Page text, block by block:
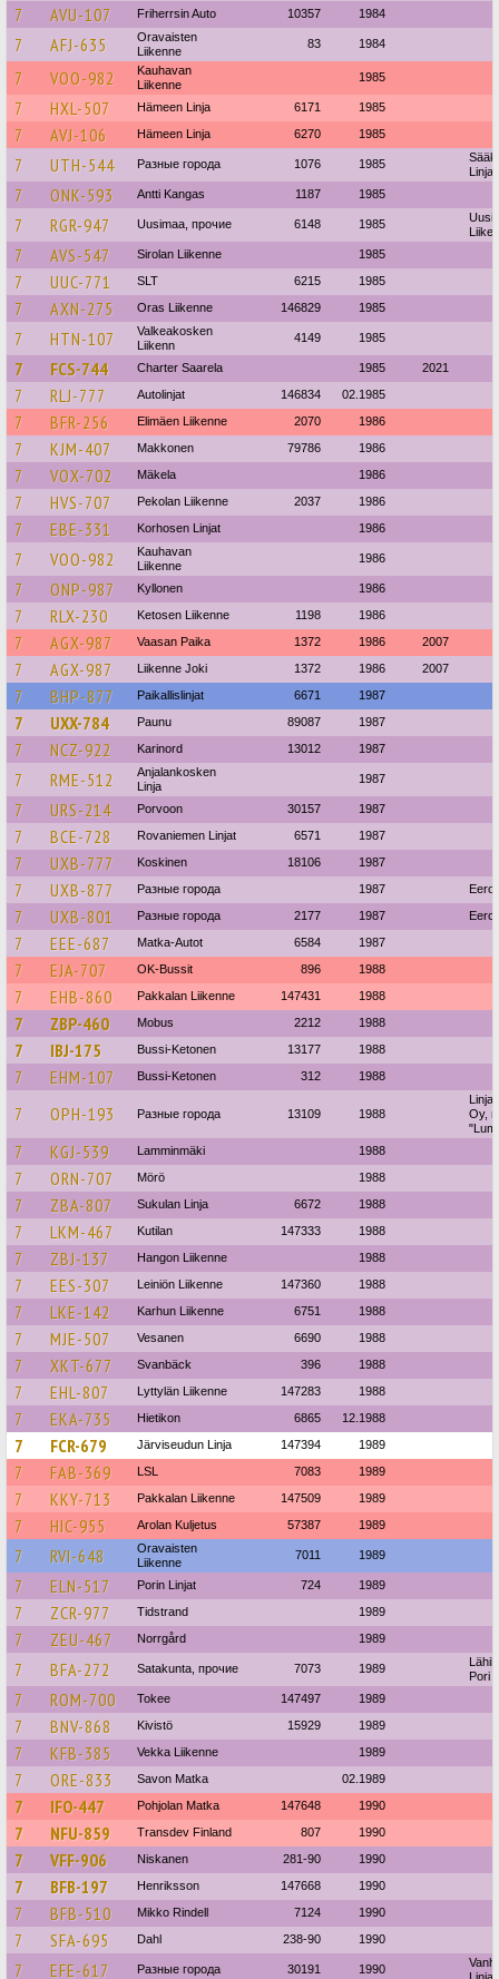
7 AVU-107 Friherrsin Auto 10357 1984
7 AFJ-635
Oravaisten
Liikenne
83 1984
7 VOO-982
Kauhavan
Liikenne
1985
7 HXL-507 Hämeen Linja 6171 1985
7 AVJ-106 Hämeen Linja 6270 1985
7 UTH-544 Разные города 1076 1985
Linja
7 ONK-593 Antti Kangas 1187 1985
7 RGR-947 Uusimaa, прочие 6148 1985
7 AVS-547 Sirolan Liikenne 1985
7 UUC-771 SLT 6215 1985
7 AXN-275 Oras Liikenne 146829 1985
7 HTN-107
Valkeakosken
Liikenn
4149 1985
7 FCS-744 Charter Saarela 1985 2021
7 RLJ-777 Autolinjat 146834 02.1985
7 BFR-256 Elimäen Liikenne 2070 1986
7 KJM-407 Makkonen 79786 1986
7 VOX-702 Mäkela 1986
7 HVS-707 Pekolan Liikenne 2037 1986
7 EBE-331 Korhosen Linjat 1986
7 VOO-982
Kauhavan
Liikenne
1986
7 ONP-987 Kyllonen 1986
7 RLX-230 Ketosen Liikenne 1198 1986
7 AGX-987 Vaasan Paika 1372 1986 2007
7 AGX-987 Liikenne Joki 1372 1986 2007
7 BHP-877 Paikallislinjat 6671 1987
7 UXX-784 Paunu 89087 1987
7 NCZ-922 Karinord 13012 1987
7 RME-512
Anjalankosken
Linja
1987
7 URS-214 Porvoon 30157 1987
7 BCE-728 Rovaniemen Linjat 6571 1987
7 UXB-777 Koskinen 18106 1987
7 UXB-877 Разные города 1987 ‪Eero
7 UXB-801 Разные города 2177 1987 ‪Eero
7 EEE-687 Matka-Autot 6584 1987
7 EJA-707 OK-Bussit 896 1988
7 EHB-860 Pakkalan Liikenne 147431 1988
7 ZBP-460 Mobus 2212 1988
7 IBJ-175 Bussi-Ketonen 13177 1988
7 EHM-107 Bussi-Ketonen 312 1988
7 OPH-193 Разные города 13109 1988
Oy,
7 KGJ-539 Lamminmäki 1988
7 ORN-707 Mörö 1988
7 ZBA-807 Sukulan Linja 6672 1988
7 LKM-467 Kutilan 147333 1988
7 ZBJ-137 Hangon Liikenne 1988
7 EES-307 Leiniön Liikenne 147360 1988
7 LKE-142 Karhun Liikenne 6751 1988
7 MJE-507 Vesanen 6690 1988
7 XKT-677 Svanbäck 396 1988
7 EHL-807 Lyttylän Liikenne 147283 1988
7 EKA-735 Hietikon 6865 12.1988
7 FCR-679 Järviseudun Linja 147394 1989
7 FAB-369 LSL 7083 1989
7 KKY-713 Pakkalan Liikenne 147509 1989
7 HIC-955 Arolan Kuljetus 57387 1989
7 RVI-648
Oravaisten
Liikenne
7011 1989
7 ELN-517 Porin Linjat 724 1989
7 ZCR-977 Tidstrand 1989
7 ZEU-467 Norrgård 1989
7 BFA-272 Satakunta, прочие 7073 1989
Pori
7 ROM-700 Tokee 147497 1989
7 BNV-868 Kivistö 15929 1989
7 KFB-385 Vekka Liikenne 1989
7 ORE-833 Savon Matka 02.1989
7 IFO-447 Pohjolan Matka 147648 1990
7 NFU-859 Transdev Finland 807 1990
7 VFF-906 Niskanen 281-90 1990
7 BFB-197 Henriksson 147668 1990
7 BFB-510 Mikko Rindell 7124 1990
7 SFA-695 Dahl 238-90 1990
7 EFE-617 Разные города 30191 1990